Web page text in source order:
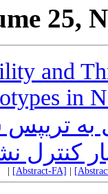
25,
and
in
به
کنترل
[Abstract-FA]